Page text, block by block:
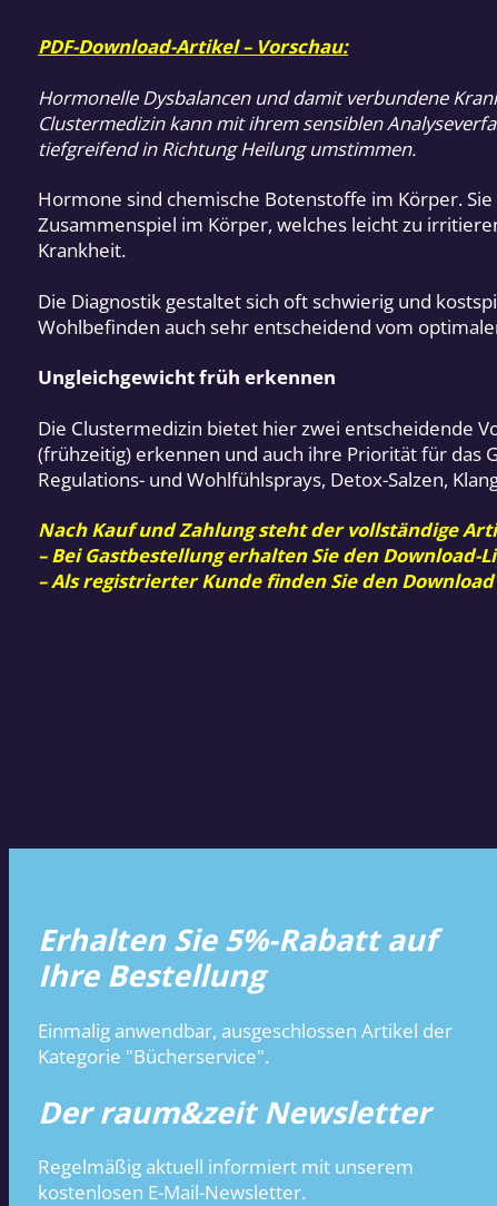
PDF-Download-Artikel – Vorschau:
Hormonelle Dysbalancen und damit verbundene
Clustermedizin kann mit ihrem sensiblen
tiefgreifend in Richtung Heilung umstimmen.
Hormone sind chemische Botenstoffe im Körper.
Zusammenspiel im Körper, welches leicht zu
Krankheit.
Die Diagnostik gestaltet sich oft schwierig und
Wohlbefinden auch sehr entscheidend vom
Ungleichgewicht früh erkennen
Die Clustermedizin bietet hier zwei entscheidende
(frühzeitig) erkennen und auch ihre Priorität für das
Regulations- und Wohlfühlsprays, Detox-Salzen,
Nach Kauf und Zahlung steht der vollständige
– Bei Gastbestellung erhalten Sie den
– Als registrierter Kunde finden Sie den
Erhalten Sie 5%-Rabatt auf
Ihre Bestellung
Einmalig anwendbar, ausgeschlossen Artikel der
Kategorie "Bücherservice".
Der raum&zeit Newsletter
Regelmäßig aktuell informiert mit unserem
kostenlosen E-Mail-Newsletter.